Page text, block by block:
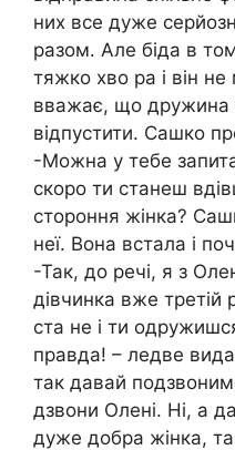
них все дуже
разом. Але біда в
тяжко хво ра і він
вважає, що дружина
відпустити. Сашко
-Можна у тебе
скоро ти станеш
стороння жінка?
неї. Вона встала і
-Так, до речі, я з
дівчинка вже третій
ста не і ти
правда! – ледве
так давай
дзвони Олені. Ні, а
дуже добра жінка,